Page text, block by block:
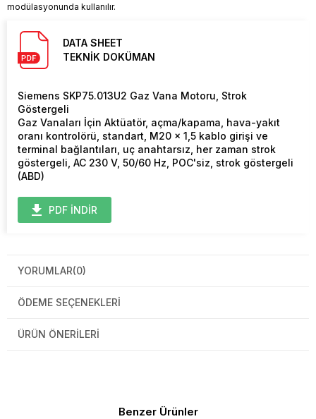
modülasyonunda kullanılır.
DATA SHEET
TEKNİK DOKÜMAN
Siemens SKP75.013U2 Gaz Vana Motoru, Strok
Göstergeli
Gaz Vanaları İçin Aktüatör, açma/kapama, hava-yakıt
oranı kontrolörü, standart, M20 x 1,5 kablo girişi ve
terminal bağlantıları, uç anahtarsız, her zaman strok
göstergeli, AC 230 V, 50/60 Hz, POC'siz, strok göstergeli
(ABD)
PDF İNDİR
YORUMLAR(0)
ÖDEME SEÇENEKLERI
ÜRÜN ÖNERILERI
Benzer Ürünler